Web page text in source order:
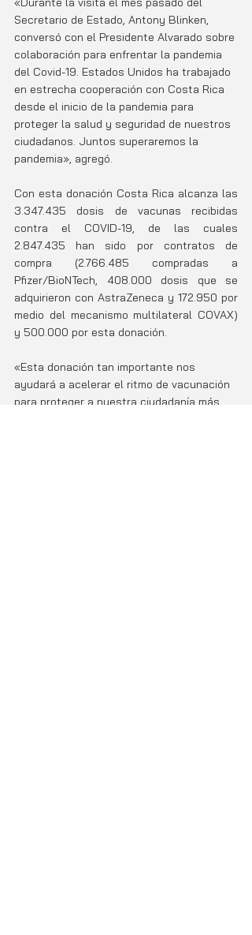
Secretario de Estado, Antony Blinken,
conversó con el Presidente Alvarado sobre
colaboración para enfrentar la pandemia
del Covid-19. Estados Unidos ha trabajado
en estrecha cooperación con Costa Rica
desde el inicio de la pandemia para
proteger la salud y seguridad de nuestros
ciudadanos. Juntos superaremos la
pandemia», agregó.
Con esta donación Costa Rica alcanza las
3.347.435 dosis de vacunas recibidas
contra el COVID-19, de las cuales
2.847.435 han sido por contratos de
compra (2.766.485 compradas a
Pfizer/BioNTech, 408.000 dosis que se
adquirieron con AstraZeneca y 172.950 por
medio del mecanismo multilateral COVAX)
y 500.000 por esta donación.
«Esta donación tan importante nos
ayudará a acelerar el ritmo de vacunación
para proteger a nuestra ciudadanía más